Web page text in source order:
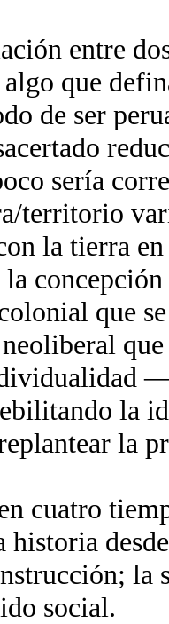
entre
que
de ser
sería
territorio
la tierra
que
la
la
cuatro
la
social.